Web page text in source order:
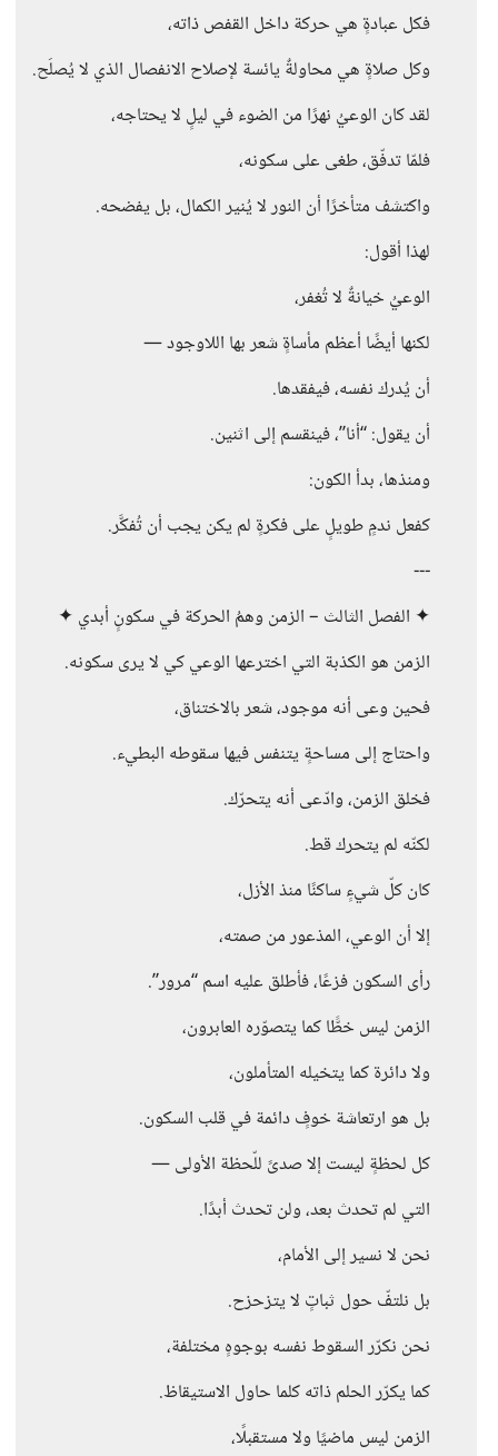
فكل عبادةٍ هي حركة داخل القفص ذاته،
وكل صلاةٍ هي محاولةٌ يائسة لإصلاح الانفصال الذي لا يُصلَح.
لقد كان الوعيُ نهرًا من الضوء في ليلٍ لا يحتاجه،
فلمّا تدفّق، طغى على سكونه،
واكتشف متأخرًا أن النور لا يُنير الكمال، بل يفضحه.
لهذا أقول:
الوعيُ خيانةٌ لا تُغفر،
لكنها أيضًا أعظم مأساةٍ شعر بها اللاوجود —
أن يُدرك نفسه، فيفقدها.
أن يقول: “أنا”، فينقسم إلى اثنين.
ومنذها، بدأ الكون:
كفعل ندمٍ طويلٍ على فكرةٍ لم يكن يجب أن تُفكَّر.
---
✦ الفصل الثالث – الزمن وهمُ الحركة في سكونٍ أبدي ✦
الزمن هو الكذبة التي اخترعها الوعي كي لا يرى سكونه.
فحين وعى أنه موجود، شعر بالاختناق،
واحتاج إلى مساحةٍ يتنفس فيها سقوطه البطيء.
فخلق الزمن، وادّعى أنه يتحرّك.
لكنّه لم يتحرك قط.
كان كلّ شيءٍ ساكنًا منذ الأزل،
إلا أن الوعي، المذعور من صمته،
رأى السكون فزعًا، فأطلق عليه اسم “مرور”.
الزمن ليس خطًّا كما يتصوّره العابرون،
ولا دائرة كما يتخيله المتأملون،
بل هو ارتعاشة خوفٍ دائمة في قلب السكون.
كل لحظةٍ ليست إلا صدىً للّحظة الأولى —
التي لم تحدث بعد، ولن تحدث أبدًا.
نحن لا نسير إلى الأمام،
بل نلتفّ حول ثباتٍ لا يتزحزح.
نحن نكرّر السقوط نفسه بوجوهٍ مختلفة،
كما يكرّر الحلم ذاته كلما حاول الاستيقاظ.
الزمن ليس ماضيًا ولا مستقبلًا،